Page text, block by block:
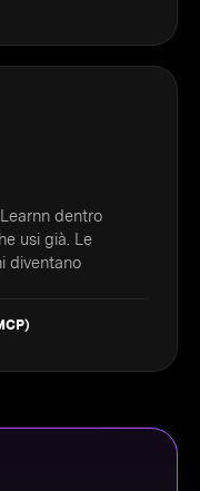
dentro
usi già. Le
diventano